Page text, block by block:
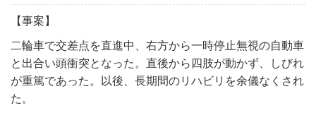
【事案】
二輪車で交差点を直進中、右方から一時停止無視の自動車
と出合い頭衝突となった。直後から四肢が動かず、しびれ
が重篤であった。以後、長期間のリハビリを余儀なくされ
た。